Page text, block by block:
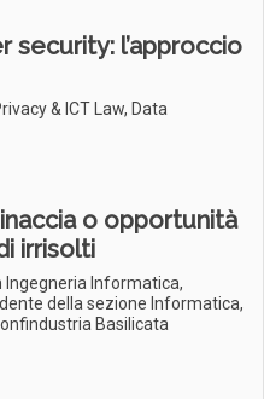
security: l’approccio
& ICT Law, Data
o opportunità
irrisolti
Ingegneria Informatica,
della sezione Informatica,
Basilicata